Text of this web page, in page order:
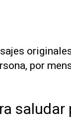
por
saludar